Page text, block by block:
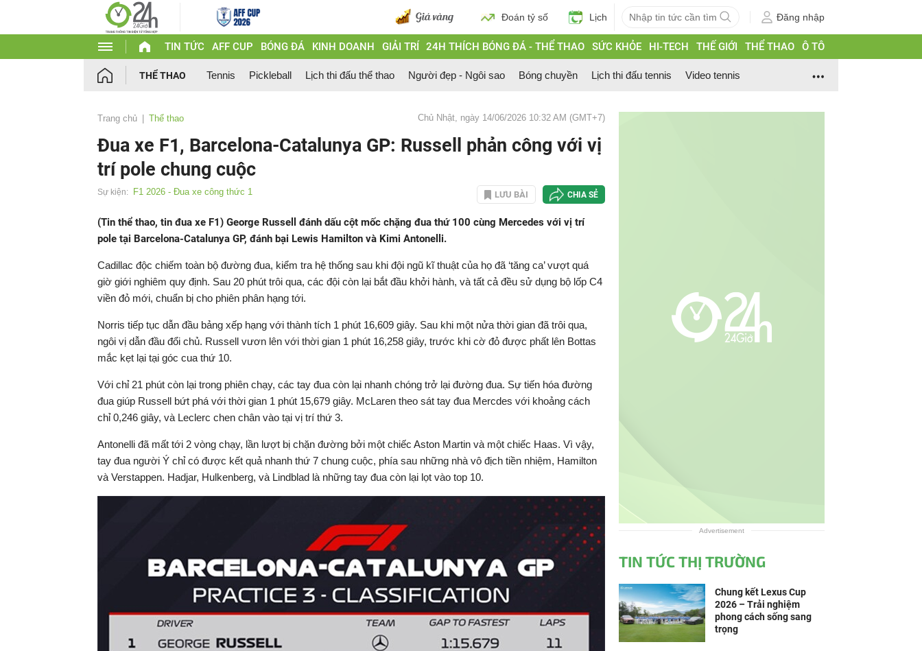
Đoán tỷ số Lịch Đăng nhập
TIN TỨC AFF CUP BÓNG ĐÁ KINH DOANH GIẢI TRÍ 24H THÍCH BÓNG ĐÁ - THỂ THAO SỨC KHỎE HI-TECH THẾ GIỚI THỂ THAO Ô TÔ
THỂ THAO Tennis Pickleball Lịch thi đấu thể thao Người đẹp - Ngôi sao Bóng chuyền Lịch thi đấu tennis Video tennis
Trang chủ Thể thao Chủ Nhật, ngày 14/06/2026 10:32 AM (GMT+7)
Đua xe F1, Barcelona-Catalunya GP: Russell phản công với vị
trí pole chung cuộc
Sự kiện: F1 2026 - Đua xe công thức 1 LƯU BÀI CHIA SẺ
(Tin thể thao, tin đua xe F1) George Russell đánh dấu cột mốc chặng đua thứ 100 cùng Mercedes với vị trí
pole tại Barcelona-Catalunya GP, đánh bại Lewis Hamilton và Kimi Antonelli.
Cadillac độc chiếm toàn bộ đường đua, kiểm tra hệ thống sau khi đội ngũ kĩ thuật của họ đã ‘tăng ca’ vượt quá
giờ giới nghiêm quy định. Sau 20 phút trôi qua, các đội còn lại bắt đầu khởi hành, và tất cả đều sử dụng bộ lốp C4
viền đỏ mới, chuẩn bị cho phiên phân hạng tới.
Norris tiếp tục dẫn đầu bảng xếp hạng với thành tích 1 phút 16,609 giây. Sau khi một nửa thời gian đã trôi qua,
ngôi vị dẫn đầu đổi chủ. Russell vươn lên với thời gian 1 phút 16,258 giây, trước khi cờ đỏ được phất lên Bottas
mắc kẹt lại tại góc cua thứ 10.
Với chỉ 21 phút còn lại trong phiên chạy, các tay đua còn lại nhanh chóng trở lại đường đua. Sự tiến hóa đường
đua giúp Russell bứt phá với thời gian 1 phút 15,679 giây. McLaren theo sát tay đua Mercdes với khoảng cách
chỉ 0,246 giây, và Leclerc chen chân vào tại vị trí thứ 3.
Antonelli đã mất tới 2 vòng chạy, lần lượt bị chặn đường bởi một chiếc Aston Martin và một chiếc Haas. Vì vậy,
tay đua người Ý chỉ có được kết quả nhanh thứ 7 chung cuộc, phía sau những nhà vô địch tiền nhiệm, Hamilton
và Verstappen. Hadjar, Hulkenberg, và Lindblad là những tay đua còn lại lọt vào top 10.
Advertisement
TIN TỨC THỊ TRƯỜNG
Chung kết Lexus Cup
2026 – Trải nghiệm
phong cách sống sang
trọng